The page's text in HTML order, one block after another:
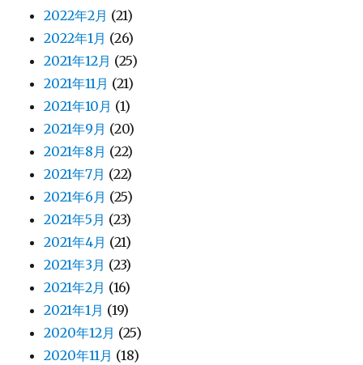
2022年2月 (21)
2022年1月 (26)
2021年12月 (25)
2021年11月 (21)
2021年10月 (1)
2021年9月 (20)
2021年8月 (22)
2021年7月 (22)
2021年6月 (25)
2021年5月 (23)
2021年4月 (21)
2021年3月 (23)
2021年2月 (16)
2021年1月 (19)
2020年12月 (25)
2020年11月 (18)